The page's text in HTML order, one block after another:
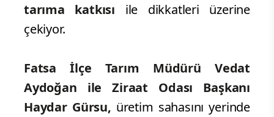
tarıma katkısı ile dikkatleri üzerine
çekiyor.
Fatsa İlçe Tarım Müdürü Vedat
Aydoğan ile Ziraat Odası Başkanı
Haydar Gürsu, üretim sahasını yerinde